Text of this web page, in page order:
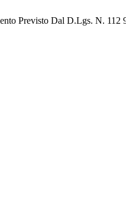
Previsto Dal D.Lgs. N.